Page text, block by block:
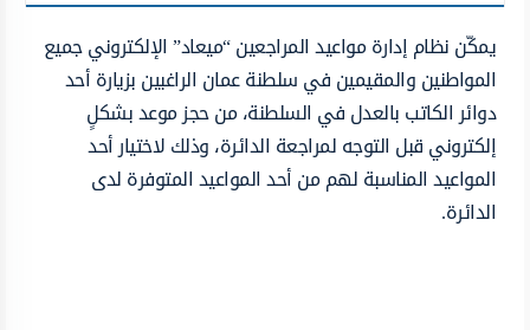
يمكّن نظام إدارة مواعيد المراجعين “ميعاد” الإلكتروني جميع
المواطنين والمقيمين في سلطنة عمان الراغبين بزيارة أحد
دوائر الكاتب بالعدل في السلطنة، من حجز موعد بشكلٍ
إلكتروني قبل التوجه لمراجعة الدائرة، وذلك لاختيار أحد
المواعيد المناسبة لهم من أحد المواعيد المتوفرة لدى
الدائرة.